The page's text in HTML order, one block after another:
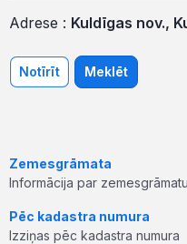
Adrese : Kuldīgas nov.,
Notīrīt Meklēt
Zemesgrāmata
Informācija par zemesgrāmatu
Pēc kadastra numura
Izziņas pēc kadastra numura